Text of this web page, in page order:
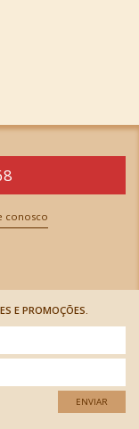
conosco
E PROMOÇÕES.
ENVIAR